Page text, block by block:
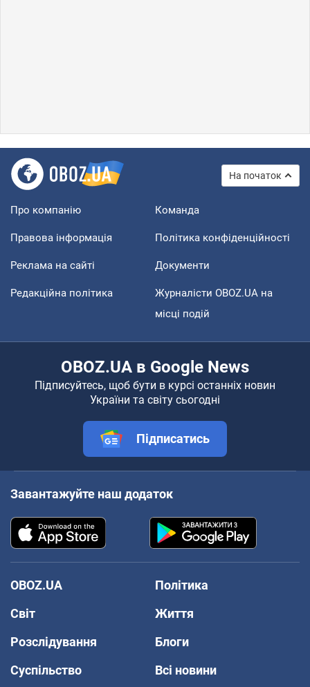
На початок
Про компанію Команда
Правова інформація Політика конфіденційності
Реклама на сайті Документи
Редакційна політика
Журналісти OBOZ.UA на
місці подій
OBOZ.UA в Google News
Підписуйтесь, щоб бути в курсі останніх новин
України та світу сьогодні
Підписатись
Завантажуйте наш додаток
OBOZ.UA
Політика
Світ
Життя
Розслідування
Блоги
Суспільство
Всі новини